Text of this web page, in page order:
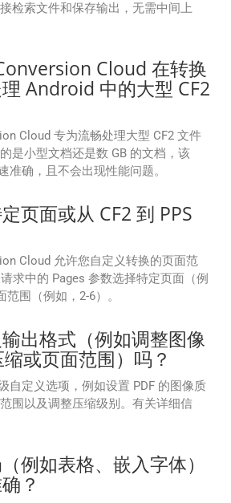
检索文件和保存输出，无需中间上
Cloud 在转换
Android 中的大型 CF2
Cloud 专为流畅处理大型 CF2 文件
是小型文档还是数 GB 的文档，该
准确，且不会出现性能问题。
页面或从 CF2 到 PPS
Cloud 允许您自定义转换的页面范
求中的 Pages 参数选择特定页面（例
围（例如，2-6）。
出格式（例如调整图像
或页面范围）吗？
自定义选项，例如设置 PDF 的图像质
围以及调整压缩级别。有关详细信
例如表格、嵌入字体）
？